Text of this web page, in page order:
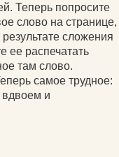
Теперь попросите
слово на странице,
сложения
ее распечатать
там слово.
самое трудное:
вдвоем и